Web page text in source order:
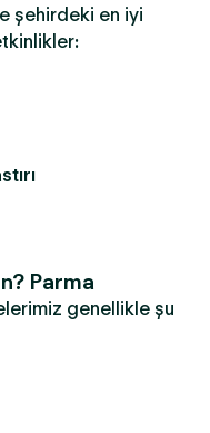
şehirdeki en iyi
Parma
genellikle şu